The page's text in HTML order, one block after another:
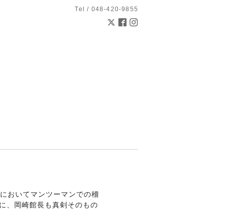
Tel / 048-420-9855
おいてマンツーマンでの稽
、岡崎館長も真剣そのもの